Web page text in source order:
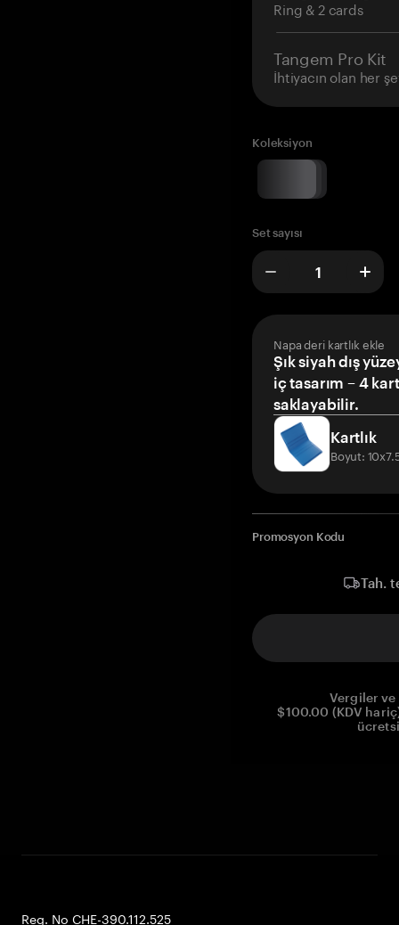
Ring & 2 cards
Tangem Pro Kit
İhtiyacın olan her
Koleksiyon
Set sayısı
Napa deri kartlık ekle
Şık siyah dış
iç tasarım – 4
saklayabilir.
Kartlık
Boyut:
Promosyon Kodu
Tah.
Vergiler
$100.00 (KDV
Reg. No CHE-390.112.525